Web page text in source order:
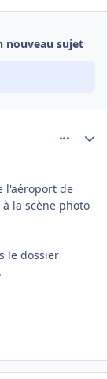
nouveau sujet
l'aéroport de
à la scène photo
le dossier